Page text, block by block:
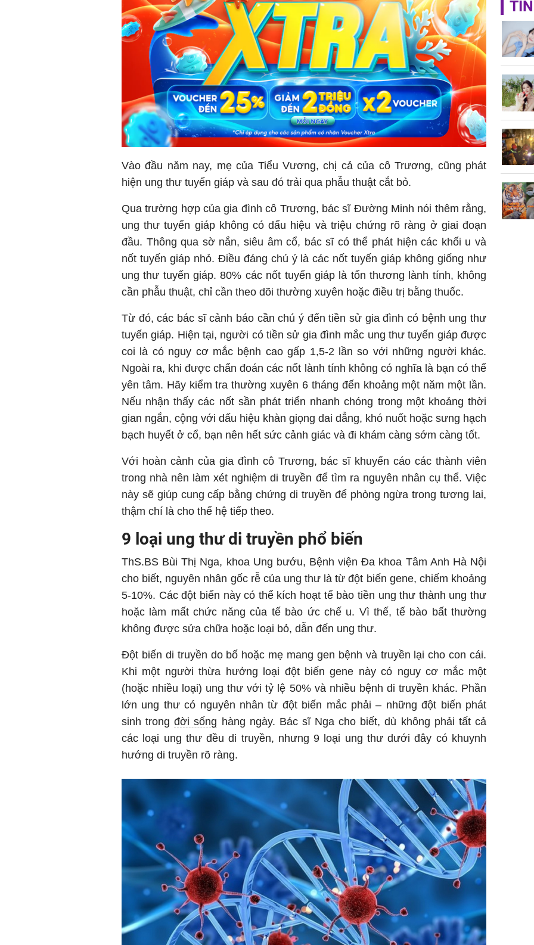
Vào đầu năm nay, mẹ của Tiểu Vương, chị cả của cô Trương, cũng phát
hiện ung thư tuyến giáp và sau đó trải qua phẫu thuật cắt bỏ.
Qua trường hợp của gia đình cô Trương, bác sĩ Đường Minh nói thêm rằng,
ung thư tuyến giáp không có dấu hiệu và triệu chứng rõ ràng ở giai đoạn
đầu. Thông qua sờ nắn, siêu âm cổ, bác sĩ có thể phát hiện các khối u và
nốt tuyến giáp nhỏ. Điều đáng chú ý là các nốt tuyến giáp không giống như
ung thư tuyến giáp. 80% các nốt tuyến giáp là tổn thương lành tính, không
cần phẫu thuật, chỉ cần theo dõi thường xuyên hoặc điều trị bằng thuốc.
Từ đó, các bác sĩ cảnh báo cần chú ý đến tiền sử gia đình có bệnh ung thư
tuyến giáp. Hiện tại, người có tiền sử gia đình mắc ung thư tuyến giáp được
coi là có nguy cơ mắc bệnh cao gấp 1,5-2 lần so với những người khác.
Ngoài ra, khi được chẩn đoán các nốt lành tính không có nghĩa là bạn có thể
yên tâm. Hãy kiểm tra thường xuyên 6 tháng đến khoảng một năm một lần.
Nếu nhận thấy các nốt sần phát triển nhanh chóng trong một khoảng thời
gian ngắn, cộng với dấu hiệu khàn giọng dai dẳng, khó nuốt hoặc sưng hạch
bạch huyết ở cổ, bạn nên hết sức cảnh giác và đi khám càng sớm càng tốt.
Với hoàn cảnh của gia đình cô Trương, bác sĩ khuyến cáo các thành viên
trong nhà nên làm xét nghiệm di truyền để tìm ra nguyên nhân cụ thể. Việc
này sẽ giúp cung cấp bằng chứng di truyền để phòng ngừa trong tương lai,
thậm chí là cho thế hệ tiếp theo.
9 loại ung thư di truyền phổ biến
ThS.BS Bùi Thị Nga, khoa Ung bướu, Bệnh viện Đa khoa Tâm Anh Hà Nội
cho biết, nguyên nhân gốc rễ của ung thư là từ đột biến gene, chiếm khoảng
5-10%. Các đột biến này có thể kích hoạt tế bào tiền ung thư thành ung thư
hoặc làm mất chức năng của tế bào ức chế u. Vì thế, tế bào bất thường
không được sửa chữa hoặc loại bỏ, dẫn đến ung thư.
Đột biến di truyền do bố hoặc mẹ mang gen bệnh và truyền lại cho con cái.
Khi một người thừa hưởng loại đột biến gene này có nguy cơ mắc một
(hoặc nhiều loại) ung thư với tỷ lệ 50% và nhiều bệnh di truyền khác. Phần
lớn ung thư có nguyên nhân từ đột biến mắc phải – những đột biến phát
sinh trongđời sống hàng ngày. Bác sĩ Nga cho biết, dù không phải tất cả
các loại ung thư đều di truyền, nhưng 9 loại ung thư dưới đây có khuynh
hướng di truyền rõ ràng.